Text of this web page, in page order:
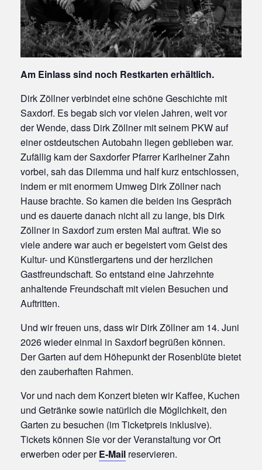
Am Einlass sind noch Restkarten erhältlich.
Dirk Zöllner verbindet eine schöne Geschichte mit
Saxdorf. Es begab sich vor vielen Jahren, weit vor
der Wende, dass Dirk Zöllner mit seinem PKW auf
einer ostdeutschen Autobahn liegen geblieben war.
Zufällig kam der Saxdorfer Pfarrer Karlheiner Zahn
vorbei, sah das Dilemma und half kurz entschlossen,
indem er mit enormem Umweg Dirk Zöllner nach
Hause brachte. So kamen die beiden ins Gespräch
und es dauerte danach nicht all zu lange, bis Dirk
Zöllner in Saxdorf zum ersten Mal auftrat. Wie so
viele andere war auch er begeistert vom Geist des
Kultur- und Künstlergartens und der herzlichen
Gastfreundschaft. So entstand eine Jahrzehnte
anhaltende Freundschaft mit vielen Besuchen und
Auftritten.
Und wir freuen uns, dass wir Dirk Zöllner am 14. Juni
2026 wieder einmal in Saxdorf begrüßen können.
Der Garten auf dem Höhepunkt der Rosenblüte bietet
den zauberhaften Rahmen.
Vor und nach dem Konzert bieten wir Kaffee, Kuchen
und Getränke sowie natürlich die Möglichkeit, den
Garten zu besuchen (im Ticketpreis inklusive).
Tickets können Sie vor der Veranstaltung vor Ort
erwerben oder perE-Mail reservieren.